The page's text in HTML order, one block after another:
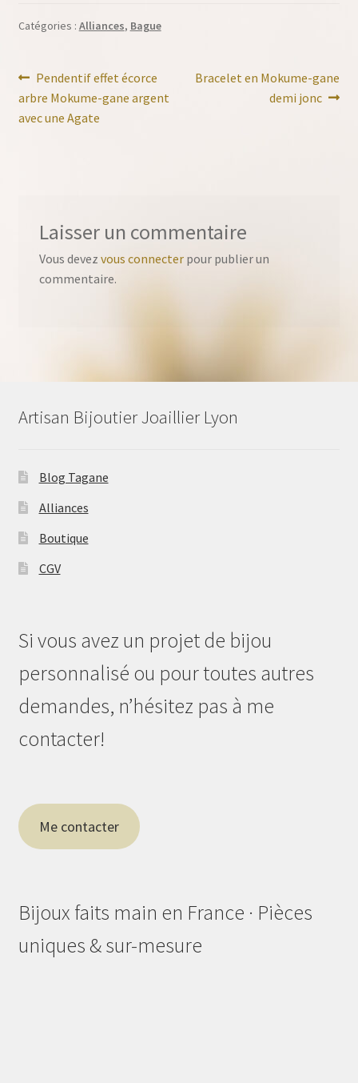
Catégories : Alliances, Bague
Navigation
de
Article
précédent :
Pendentif effet écorce
arbre Mokume-gane argent
avec une Agate
Article
Bracelet en Mokume-gane
demi jonc
Laisser un commentaire
Vous devez vous connecterpour publier un
commentaire.
Artisan Bijoutier Joaillier Lyon
Blog Tagane
Alliances
Boutique
CGV
Si vous avez un projet de bijou
personnalisé ou pour toutes autres
demandes, n’hésitez pas à me
contacter!
Me contacter
Bijoux faits main en France · Pièces
uniques & sur-mesure